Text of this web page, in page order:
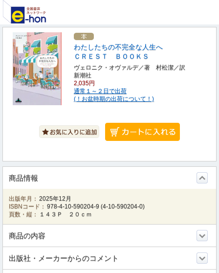
わたしたちの不完全な人生へ
ＣＲＥＳＴ ＢＯＯＫＳ
ヴェロニク・オヴァルデ／著 村松潔／訳
新潮社
2,035円
通常１～２日で出荷
(！お盆時期の出荷について！)
商品情報
出版年月： 2025年12月
ISBNコード： 978-4-10-590204-9 (4-10-590204-0)
頁数・縦：
１４３Ｐ ２０ｃｍ
商品の内容
出版社・メーカーからのコメント